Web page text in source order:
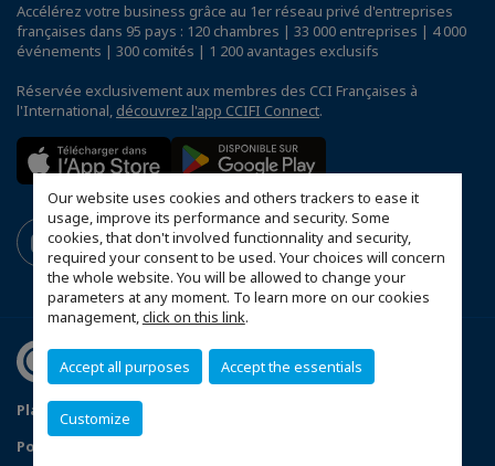
Our website uses cookies and others trackers to ease it
usage, improve its performance and security. Some
cookies, that don't involved functionnality and security,
required your consent to be used. Your choices will concern
the whole website. You will be allowed to change your
parameters at any moment. To learn more on our cookies
management,click on this link.
Accept all purposes Accept the essentials
Customize
Accélérez votre business grâce au 1er réseau privé d'entreprises
françaises dans 95 pays : 120 chambres | 33 000 entreprises | 4 000
événements | 300 comités | 1 200 avantages exclusifs
Réservée exclusivement aux membres des CCI Françaises à
l'International, découvrez l'app CCIFI Connect.
Plan du site
Mentions légales
Politique de confidentialité